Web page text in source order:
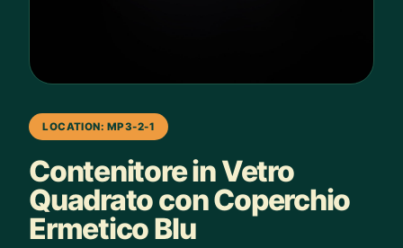
LOCATION: MP3-2-1
Contenitore in Vetro
Quadrato con Coperchio
Ermetico Blu